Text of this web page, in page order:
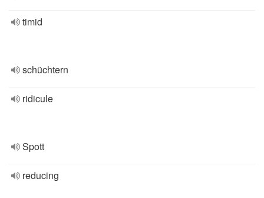
timid
schüchtern
ridicule
Spott
reducing